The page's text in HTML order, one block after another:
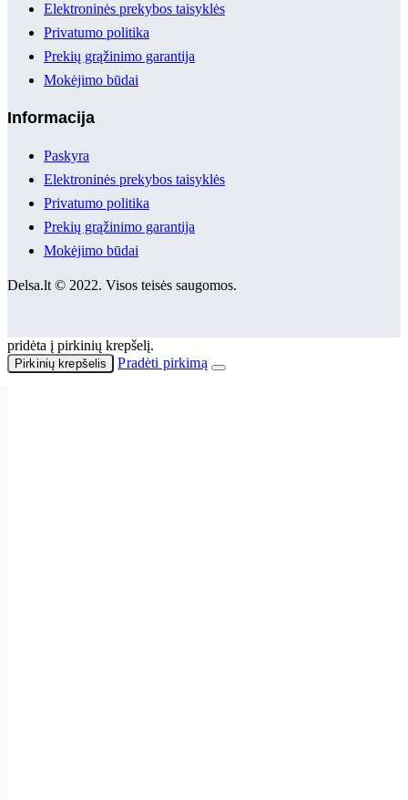
Elektroninės prekybos taisyklės
Privatumo politika
Prekių grąžinimo garantija
Mokėjimo būdai
Informacija
Paskyra
Elektroninės prekybos taisyklės
Privatumo politika
Prekių grąžinimo garantija
Mokėjimo būdai
Delsa.lt © 2022. Visos teisės saugomos.
pridėta į pirkinių krepšelį.
Pirkinių krepšelis Pradėti pirkimą